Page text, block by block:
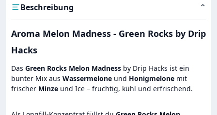
Beschreibung ⌄
Aroma Melon Madness - Green Rocks by Drip
Hacks
Das Green Rocks Melon Madness by Drip Hacks ist ein
bunter Mix aus Wassermelone und Honigmelone mit
frischer Minze und Ice – fruchtig, kühl und erfrischend.